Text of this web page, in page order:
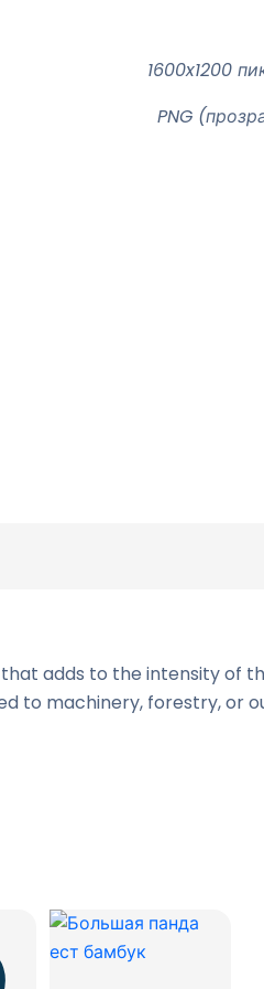
1600x1200
PNG
adds to the intensity of
to machinery, forestry, or